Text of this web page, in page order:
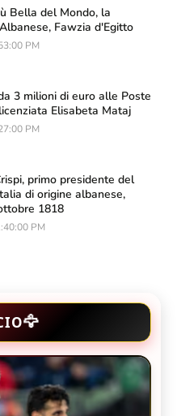
Bella del Mondo, la
Fawzia d'Egitto
PM
3 milioni di euro alle Poste
Elisabeta Mataj
PM
primo presidente del
di origine albanese,
1818
PM
🦅